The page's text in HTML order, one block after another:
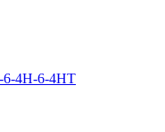
6-4Н-6-4НТ